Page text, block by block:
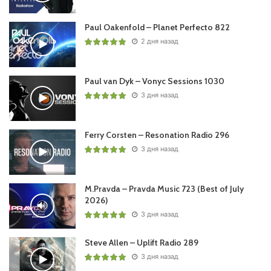
56:55 #15 Will Atkinson – Summer ID /Armada/
Понравился выпуск?
Пользовательская оценка:
Paul Oakenfold – Planet Perfecto 822
2 дня назад
Paul van Dyk – Vonyc Sessions 1030
3 дня назад
Ferry Corsten – Resonation Radio 296
3 дня назад
M.Pravda – Pravda Music 723 (Best of July
2026)
3 дня назад
Steve Allen – Uplift Radio 289
3 дня назад